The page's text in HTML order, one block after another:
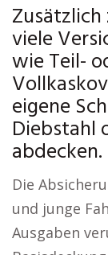
viele
wie Teil-
eigene
Diebstahl
abdecken.
Die
und junge
Ausgaben